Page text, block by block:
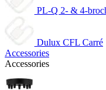
PL-Q 2- & 4-
Dulux CFL Carré
Accessories
Accessories